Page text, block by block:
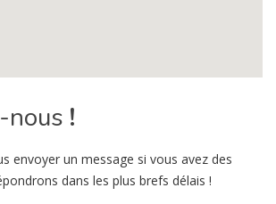
nous !
envoyer un message si vous avez des
dans les plus brefs délais !